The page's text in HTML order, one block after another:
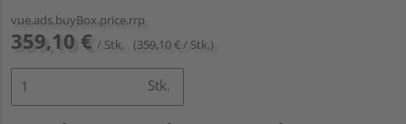
vue.ads.buyBox.price.rrp
359,10 € / Stk. (359,10 € / Stk.)
Stk.